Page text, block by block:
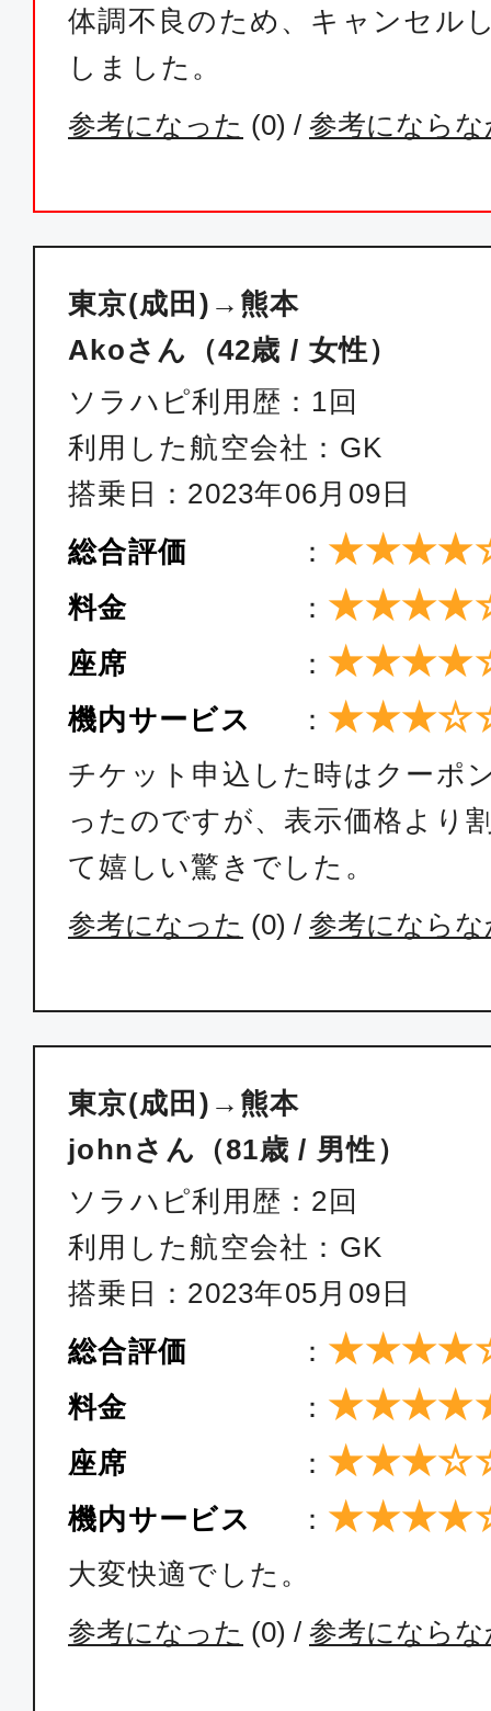
体調不良のため、キャンセル
しました。
参考になった (0) / 参考になら
東京(成田)→熊本
Akoさん（42歳 / 女性）
ソラハピ利用歴：1回
利用した航空会社：GK
搭乗日：2023年06月09日
総合評価
：
料金 ：
座席 ：
機内サービス ：
チケット申込した時はクーポ
ったのですが、表示価格より
て嬉しい驚きでした。
参考になった (0) / 参考になら
東京(成田)→熊本
johnさん（81歳 / 男性）
ソラハピ利用歴：2回
利用した航空会社：GK
搭乗日：2023年05月09日
総合評価
：
料金 ：
座席 ：
機内サービス ：
大変快適でした。
参考になった (0) / 参考になら